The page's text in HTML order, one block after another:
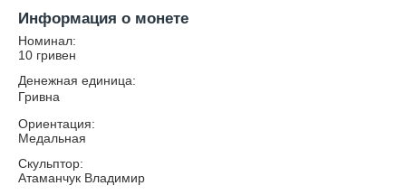
Информация о монете
Номинал:
10 гривен
Денежная единица:
Гривна
Ориентация:
Медальная
Скульптор:
Атаманчук Владимир